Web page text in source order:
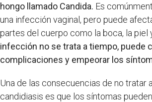
hongo llamado Candida. Es
una infección vaginal, pero puede
partes del cuerpo como la boca, la piel
infección no se trata a tiempo, puede
complicaciones y empeorar los
Una de las consecuencias de no tratar
candidiasis es que los síntomas